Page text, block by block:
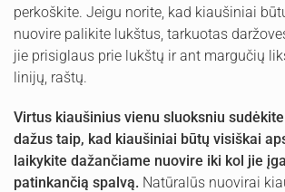
perkoškite. Jeigu norite, kad kiaušiniai
nuovire palikite lukštus, tarkuotas
jie prisiglaus prie lukštų ir ant margučių
linijų, raštų.
Virtus kiaušinius vienu sluoksniu
dažus taip, kad kiaušiniai būtų visiškai
laikykite dažančiame nuovire iki kol jie
patinkančią spalvą. Natūralūs nuovirai